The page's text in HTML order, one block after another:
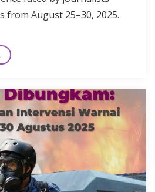
from August 25–30, 2025.